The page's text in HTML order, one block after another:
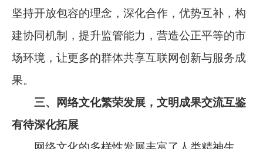
坚持开放包容的理念，深化合作，优势互补，构
建协同机制，提升监管能力，营造公正平等的市
场环境，让更多的群体共享互联网创新与服务成
果。
三、网络文化繁荣发展，文明成果交流互鉴
有待深化拓展